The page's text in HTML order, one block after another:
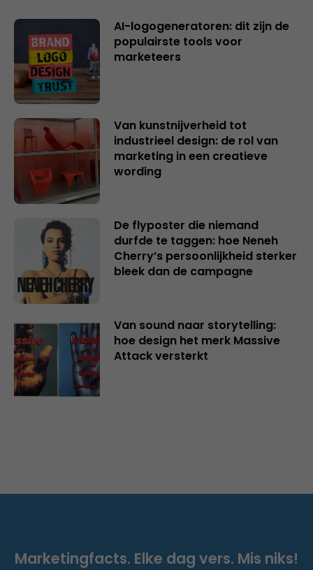
AI-logogeneratoren: dit zijn de
populairste tools voor
marketeers
Van kunstnijverheid tot
industrieel design: de rol van
marketing in een creatieve
wording
De flyposter die niemand
durfde te taggen: hoe Neneh
Cherry’s persoonlijkheid sterker
bleek dan de campagne
Van sound naar storytelling:
hoe design het merk Massive
Attack versterkt
Marketingfacts. Elke dag vers. Mis niks!